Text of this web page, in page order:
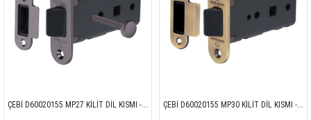
ÇEBİ D60020155 MP27 KİLİT DİL KISMI - ZAMAK ALIN ÇEBİ D60020155 MP30 KİLİT DİL KISMI - ZAMAK ALIN